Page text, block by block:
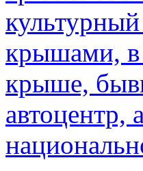
крышами, в
крыше,
автоцентр,